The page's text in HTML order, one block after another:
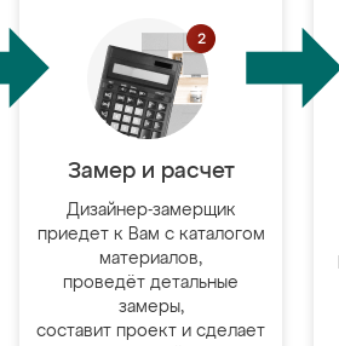
Замер и расчет
Дизайнер-замерщик
приедет к Вам с каталогом
материалов,
проведёт детальные
замеры,
составит проект и сделает